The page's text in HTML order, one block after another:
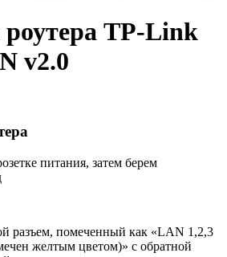
TP-Link
v2.0
питания, затем берем
разъем, помеченный как «LAN 1,2,3
желтым цветом)» с обратной